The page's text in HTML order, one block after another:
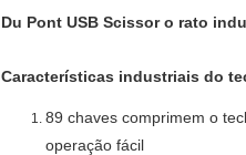
Du Pont USB Scissor o rato
Características industriais do
89 chaves comprimem o
operação fácil